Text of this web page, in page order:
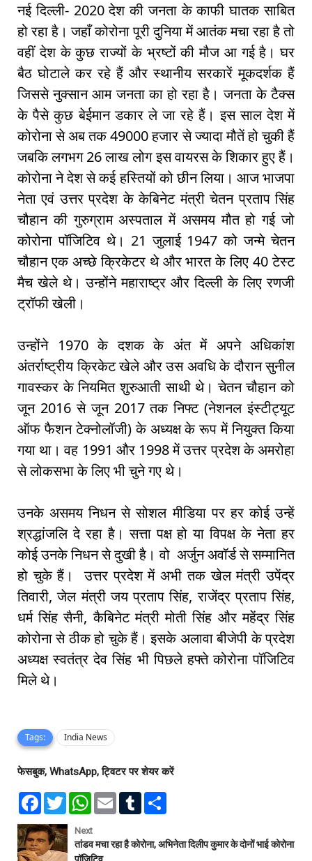
नई दिल्ली- 2020 देश की जनता के काफी घातक साबित
हो रहा है। जहाँ कोरोना पूरी दुनिया में आतंक मचा रहा है तो
वहीं देश के कुछ राज्यों के भ्रष्टों की मौज आ गई है। घर
बैठ घोटाले कर रहे हैं और स्थानीय सरकारें मूकदर्शक हैं
जिससे नुक्सान आम जनता का हो रहा है। जनता के टैक्स
के पैसे कुछ बेईमान डकार ले जा रहे हैं। इस साल देश में
कोरोना से अब तक 49000 हजार से ज्यादा मौतें हो चुकी हैं
जबकि लगभग 26 लाख लोग इस वायरस के शिकार हुए हैं।
कोरोना ने देश से कई हस्तियों को छीन लिया। आज भाजपा
नेता एवं उत्तर प्रदेश के केबिनेट मंत्री चेतन प्रताप सिंह
चौहान की गुरुग्राम अस्पताल में असमय मौत हो गई जो
कोरोना पॉजिटिव थे। 21 जुलाई 1947 को जन्मे चेतन
चौहान एक अच्छे क्रिकेटर थे और भारत के लिए 40 टेस्ट
मैच खेले थे। उन्होंने महाराष्ट्र और दिल्ली के लिए रणजी
ट्रॉफी खेली।
उन्होंने 1970 के दशक के अंत में अपने अधिकांश
अंतर्राष्ट्रीय क्रिकेट खेले और उस अवधि के दौरान सुनील
गावस्कर के नियमित शुरुआती साथी थे। चेतन चौहान को
जून 2016 से जून 2017 तक निफ्ट (नेशनल इंस्टीट्यूट
ऑफ फैशन टेक्नोलॉजी) के अध्यक्ष के रूप में नियुक्त किया
गया था। वह 1991 और 1998 में उत्तर प्रदेश के अमरोहा
से लोकसभा के लिए भी चुने गए थे।
उनके असमय निधन से सोशल मीडिया पर हर कोई उन्हें
श्रद्धांजलि दे रहा है। सत्ता पक्ष हो या विपक्ष के नेता हर
कोई उनके निधन से दुखी है। वो अर्जुन अवॉर्ड से सम्मानित
हो चुके हैं। उत्तर प्रदेश में अभी तक खेल मंत्री उपेंद्र
तिवारी, जेल मंत्री जय प्रताप सिंह, राजेंद्र प्रताप सिंह,
धर्म सिंह सैनी, कैबिनेट मंत्री मोती सिंह और महेंद्र सिंह
कोरोना से ठीक हो चुके हैं। इसके अलावा बीजेपी के प्रदेश
अध्यक्ष स्वतंत्र देव सिंह भी पिछले हफ्ते कोरोना पॉजिटिव
मिले थे।
Tags: India News
फेसबुक, WhatsApp, ट्विटर पर शेयर करें
F
e
b
o
T
w
t
t
e
W
t
s
A
E
l
T
l
e
Next
तांडव मचा रहा है कोरोना, अभिनेता दिलीप कुमार के दोनों भाई कोरोना